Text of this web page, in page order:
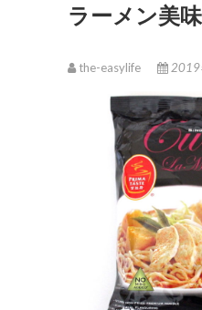
ラーメン美
the-easylife